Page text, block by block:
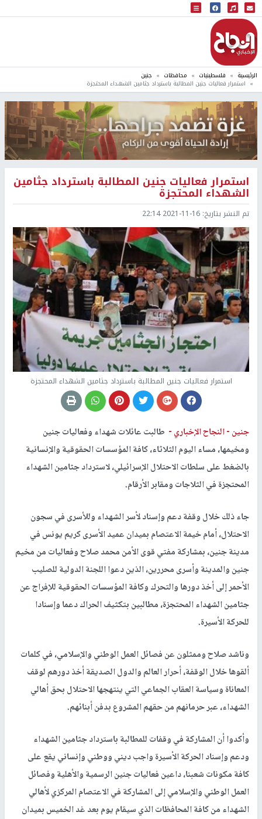
البث المباشر
إذاعة النجاح
الرئيسية فلسطينيات محافظات جنين
استمرار فعاليات جنين المطالبة باسترداد جثامين الشهداء المحتجزة
استمرار فعاليات جنين المطالبة باسترداد جثامين
الشهداء المحتجزة
تم النشر بتاريخ: 2021-11-16 22:14
استمرار فعاليات جنين المطالبة باسترداد جثامين الشهداء المحتجزة
جنين -النجاح الإخباري - طالبت عائلات شهداء وفعاليات جنين
ومخيمها، مساء اليوم الثلاثاء، كافة المؤسسات الحقوقية والإنسانية
بالضغط على سلطات الاحتلال الإسرائيلي، لاسترداد جثامين الشهداء
المحتجزة في الثلاجات ومقابر الأرقام.
جاء ذلك خلال وقفة دعم وإسناد لأسر الشهداء وللأسرى في سجون
الاحتلال، أمام خيمة الاعتصام بميدان عميد الأسرى كريم يونس في
مدينة جنين، بمشاركة مفتي قوى الأمن محمد صلاح وفعاليات من مخيم
جنين والمدينة وأسرى محررين، الذين دعوا اللجنة الدولية للصليب
الأحمر إلى أخذ دورها والتحرك وكافة المؤسسات الحقوقية للإفراج عن
جثامين الشهداء المحتجزة، مطالبين بتكثيف الحراك دعما وإسنادا
للحركة الأسيرة.
وناشد صلاح وممثلون عن فصائل العمل الوطني والإسلامي، في كلمات
ألقوها خلال الوقفة، أحرار العالم والدول الصديقة أخذ دورهم لوقف
المعاناة وسياسة العقاب الجماعي التي ينتهجها الاحتلال بحق أهالي
الشهداء، عبر حرمانهم من حقهم المشروع بدفن أبنائهم.
وأكدوا أن المشاركة في وقفات للمطالبة باسترداد جثامين الشهداء
ودعم وإسناد الحركة الأسيرة واجب ديني ووطني وإنساني يقع على
كافة مكونات شعبنا، داعين فعاليات جنين الرسمية والأهلية وفصائل
العمل الوطني والإسلامي إلى المشاركة في الاعتصام المركزي لأهالي
الشهداء من كافة المحافظات الذي سيقام يوم بعد غد الخميس بميدان